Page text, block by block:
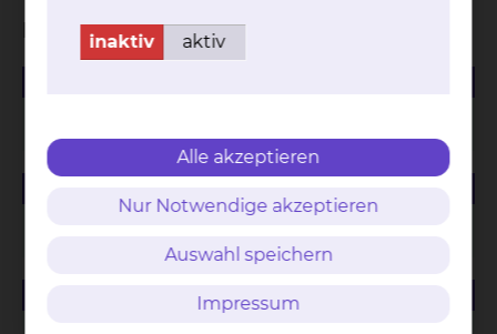
Download
inaktiv aktiv
Alle akzeptieren
Nur Notwendige akzeptieren
Auswahl speichern
Impressum